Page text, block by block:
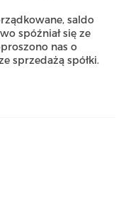
saldo
spóźniał się ze
nas o
sprzedażą spółki.